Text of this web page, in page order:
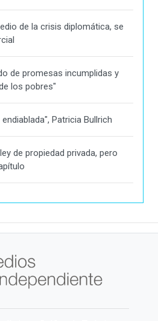
de la crisis diplomática, se
de promesas incumplidas y
los pobres"
Patricia Bullrich
de propiedad privada, pero